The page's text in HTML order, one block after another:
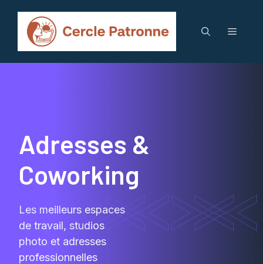
contenu
Menu
Adresses &
Coworking
Les meilleurs espaces
de travail, studios
photo et adresses
professionnelles